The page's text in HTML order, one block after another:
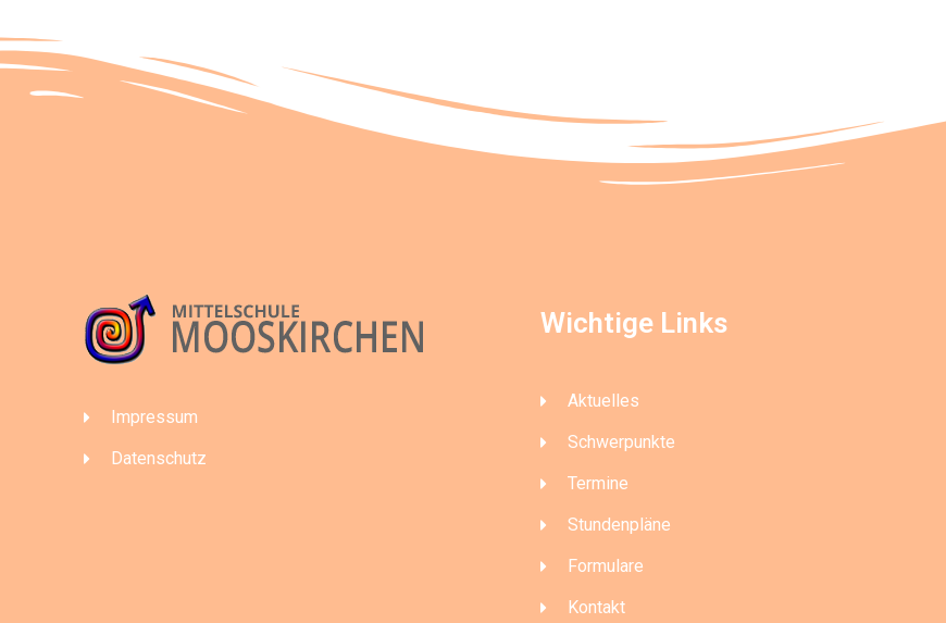
Impressum
Datenschutz
Wichtige Links
Aktuelles
Schwerpunkte
Termine
Stundenpläne
Formulare
Kontakt